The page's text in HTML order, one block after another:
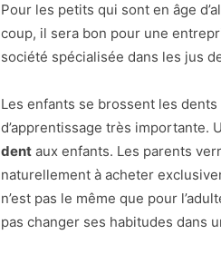
Pour les petits qui sont en âge
coup, il sera bon pour une
société spécialisée dans les jus
Les enfants se brossent les
d’apprentissage très importante.
dent aux enfants. Les parents
naturellement à acheter
n’est pas le même que pour
pas changer ses habitudes dans